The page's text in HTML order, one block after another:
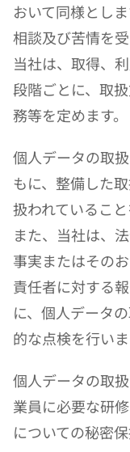
おいて同様とし
相談及び苦情を
当社は、取得、
段階ごとに、取
務等を定めます。
個人データの取
もに、整備した
扱われているこ
また、当社は、
事実またはその
責任者に対する
に、個人データ
的な点検を行いま
個人データの取
業員に必要な研
についての秘密